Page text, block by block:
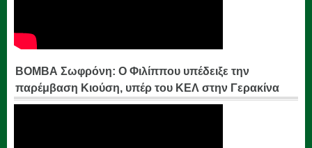
ΒΟΜΒΑ Σωφρόνη: Ο Φιλίππου υπέδειξε την
παρέμβαση Κιούση, υπέρ του ΚΕΛ στην Γερακίνα